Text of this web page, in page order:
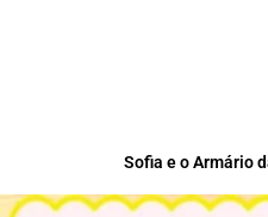
Sofia e o Armário